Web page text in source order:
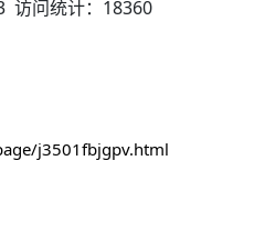
访问统计：18360
j3501fbjgpv.html